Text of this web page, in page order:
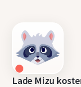
Lade Mizu